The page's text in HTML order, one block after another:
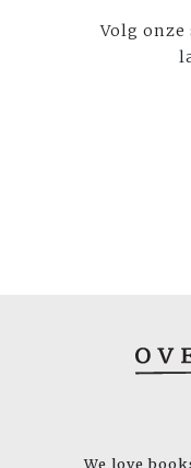
Volg
We love